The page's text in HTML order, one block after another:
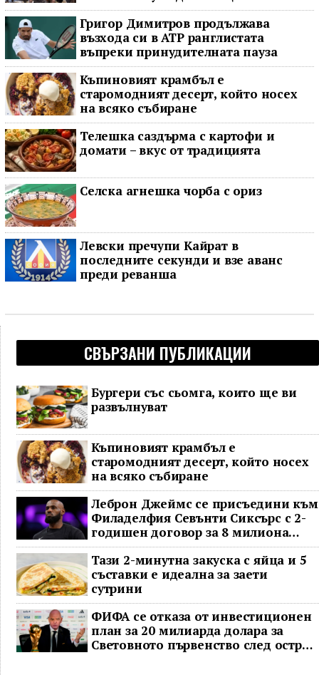
Григор Димитров продължава
възхода си в ATP ранглистата
въпреки принудителната пауза
Къпиновият крамбъл е
старомодният десерт, който носех
на всяко събиране
Телешка саздърма с картофи и
домати – вкус от традицията
Селска агнешка чорба с ориз
Левски пречупи Кайрат в
последните секунди и взе аванс
преди реванша
СВЪРЗАНИ ПУБЛИКАЦИИ
Бургери със сьомга, които ще ви
развълнуват
Къпиновият крамбъл е
старомодният десерт, който носех
на всяко събиране
Леброн Джеймс се присъедини към
Филаделфия Севънти Сиксърс с 2-
годишен договор за 8 милиона
долара
Тази 2-минутна закуска с яйца и 5
съставки е идеална за заети
сутрини
ФИФА се отказа от инвестиционен
план за 20 милиарда долара за
Световното първенство след остра